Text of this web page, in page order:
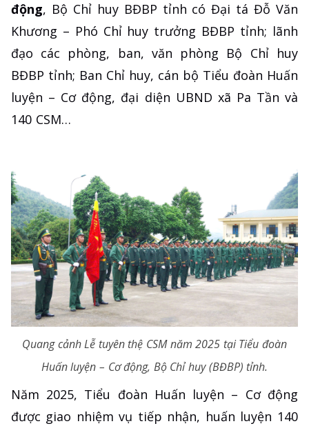
động, Bộ Chỉ huy BĐBP tỉnh có Đại tá Đỗ Văn
Khương – Phó Chỉ huy trưởng BĐBP tỉnh; lãnh
đạo các phòng, ban, văn phòng Bộ Chỉ huy
BĐBP tỉnh; Ban Chỉ huy, cán bộ Tiểu đoàn Huấn
luyện – Cơ động, đại diện UBND xã Pa Tần và
140 CSM…
Quang cảnh Lễ tuyên thệ CSM năm 2025 tại Tiểu đoàn
Huấn luyện – Cơ động, Bộ Chỉ huy (BĐBP) tỉnh.
Năm 2025, Tiểu đoàn Huấn luyện – Cơ động
được giao nhiệm vụ tiếp nhận, huấn luyện 140